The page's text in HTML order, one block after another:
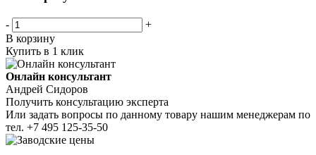
-
+
В корзину
Купить в 1 клик
Онлайн консультант
Андрей Сидоров
Получить консультацию эксперта
Или задать вопросы по данному товару нашим менеджерам по
тел. +7 495 125-35-50